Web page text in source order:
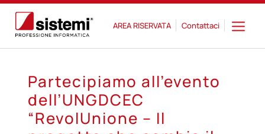
AREA RISERVATA Contattaci
Partecipiamo all’evento
dell’UNGDCEC
“RevolUnione – Il